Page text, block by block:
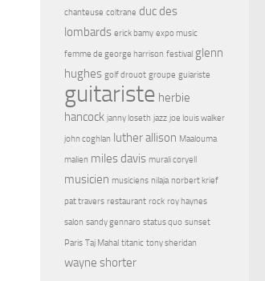
chanteuse coltrane duc des
lombards erick bamy expo music
femme de george harrison festival glenn
hughes golf drouot groupe guiariste
guitariste herbie
hancock janny loseth jazz joe louis walker
john coghlan luther allison Maalouma
malien miles davis murali coryell
musicien musiciens nilaja norbert krief
pat travers restaurant rock roy haynes
salon sandy gennaro status quo sunset
Paris Taj Mahal titanic tony sheridan
wayne shorter